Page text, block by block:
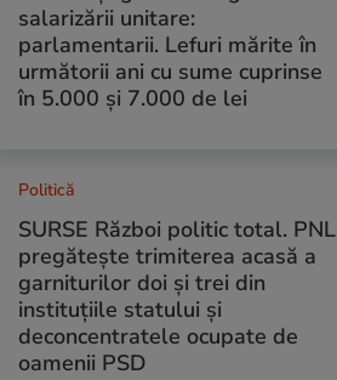
salarizării unitare:
parlamentarii. Lefuri mărite în
următorii ani cu sume cuprinse
în 5.000 și 7.000 de lei
Politică
SURSE Război politic total. PNL
pregătește trimiterea acasă a
garniturilor doi și trei din
instituțiile statului și
deconcentratele ocupate de
oamenii PSD